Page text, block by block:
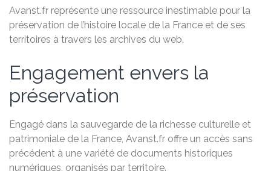
Avanst.fr représente une ressource inestimable pour la
préservation de l’histoire locale de la France et de ses
territoires à travers les archives du web.
Engagement envers la
préservation
Engagé dans la sauvegarde de la richesse culturelle et
patrimoniale de la France, Avanst.fr offre un accès sans
précédent à une variété de documents historiques
numériques, organisés par territoire.